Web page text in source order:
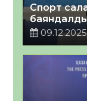
Спорт
09.12.2025